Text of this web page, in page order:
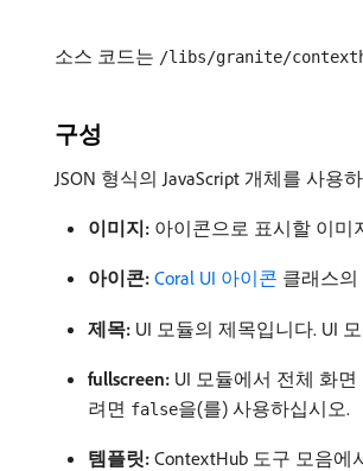
소스 코드는 /libs/granite/
구성
JSON 형식의 JavaScript 개체를 사
이미지: 아이콘으로 표시할 이미
아이콘: Coral UI 아이콘 클래스
제목: UI 모듈의 제목입니다. UI
fullscreen: UI 모듈에서 전체 화
려면 false을(를) 사용하십시오.
템플릿: ContextHub 도구 모음